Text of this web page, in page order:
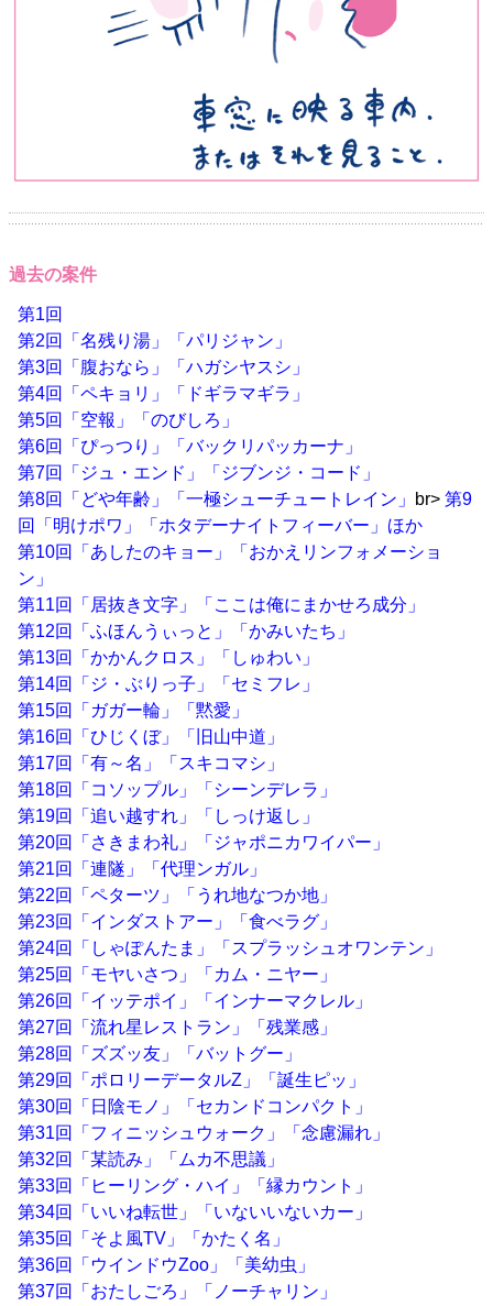
過去の案件
第1回
第2回「名残り湯」「パリジャン」
第3回「腹おなら」「ハガシヤスシ」
第4回「ペキョリ」「ドギラマギラ」
第5回「空報」「のびしろ」
第6回「ぴっつり」「バックリパッカーナ」
第7回「ジュ・エンド」「ジブンジ・コード」
第8回「どや年齢」「一極シューチュートレイン」
br> 第9
回「明けポワ」「ホタデーナイトフィーバー」ほか
第10回「あしたのキョー」「おかえリンフォメーショ
ン」
第11回「居抜き文字」「ここは俺にまかせろ成分」
第12回「ふほんうぃっと」「かみいたち」
第13回「かかんクロス」「しゅわい」
第14回「ジ・ぶりっ子」「セミフレ」
第15回「ガガー輪」「黙愛」
第16回「ひじくぼ」「旧山中道」
第17回「有～名」「スキコマシ」
第18回「コソップル」「シーンデレラ」
第19回「追い越すれ」「しっけ返し」
第20回「さきまわ礼」「ジャポニカワイパー」
第21回「連隧」「代理ンガル」
第22回「ペターツ」「うれ地なつか地」
第23回「インダストアー」「食べラグ」
第24回「しゃぽんたま」「スプラッシュオワンテン」
第25回「モヤいさつ」「カム・ニヤー」
第26回「イッテポイ」「インナーマクレル」
第27回「流れ星レストラン」「残業感」
第28回「ズズッ友」「バットグー」
第29回「ポロリーデータルZ」「誕生ピッ」
第30回「日陰モノ」「セカンドコンパクト」
第31回「フィニッシュウォーク」「念慮漏れ」
第32回「某読み」「ムカ不思議」
第33回「ヒーリング・ハイ」「縁カウント」
第34回「いいね転世」「いないいないカー」
第35回「そよ風TV」「かたく名」
第36回「ウインドウZoo」「美幼虫」
第37回「おたしごろ」「ノーチャリン」